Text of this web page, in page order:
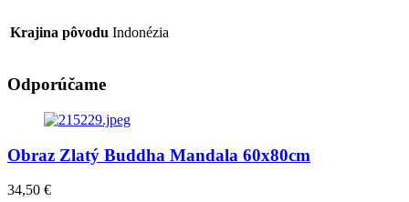
Krajina pôvodu Indonézia
Odporúčame
Obraz Zlatý Buddha Mandala 60x80cm
34,50 €